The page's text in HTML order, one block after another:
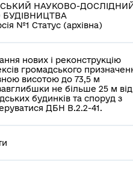
НАУКОВО-ДОСЛІДНИЙ
БУДІВНИЦТВА
№1 Статус (архівна)
нових і реконструкцію
громадського
висотою до 73,5 м
не більше 25 м від
будинків та споруд з
ДБН В.2.2-41.